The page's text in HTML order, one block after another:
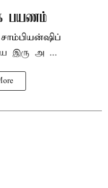
பயணம்
இரு அ ...